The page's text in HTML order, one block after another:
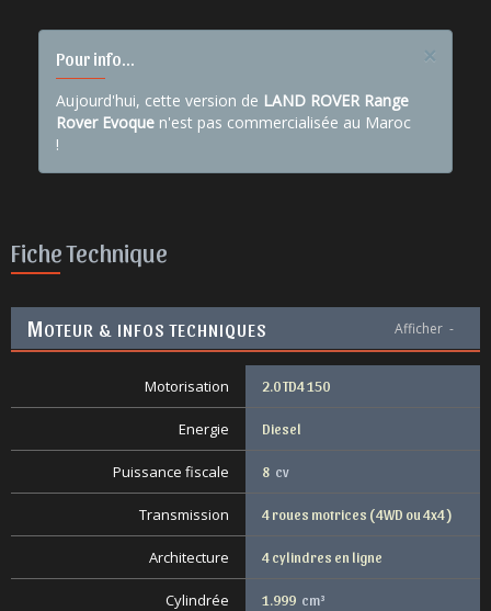
×
Pour info...
Aujourd'hui, cette version de LAND ROVER Range
Rover Evoque n'est pas commercialisée au Maroc
!
Fiche Technique
MOTEUR & INFOS TECHNIQUES Afficher -
Motorisation 2.0 TD4 150
Energie Diesel
Puissance fiscale 8 cv
Transmission 4 roues motrices ( 4WD ou 4x4 )
Architecture 4 cylindres en ligne
Cylindrée 1.999 cm³